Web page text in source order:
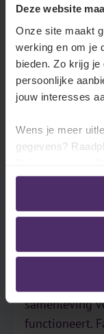
Deze website
Onze site maakt
werking en om je
bieden. Zo krijg je
persoonlijke
jouw interesses
Wens je meer
gegevens?
Daarmee
samenleving
functioneert.